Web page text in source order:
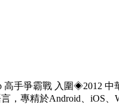
手爭霸戰 入圍◈2012
言，專精於Android、